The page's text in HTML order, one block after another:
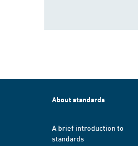
About standards
A brief introduction to
standards